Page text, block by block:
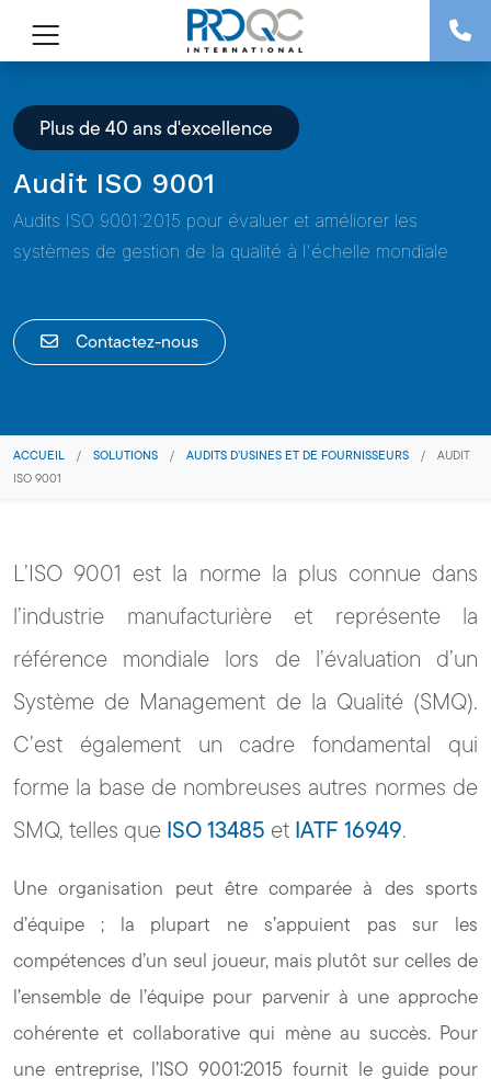
Plus de 40 ans d'excellence
Audit ISO 9001
Audits ISO 9001:2015 pour évaluer et améliorer les
systèmes de gestion de la qualité à l'échelle mondiale
Contactez-nous
ACCUEIL / SOLUTIONS / AUDITS D’USINES ET DE FOURNISSEURS /
AUDIT
ISO 9001
L’ISO 9001 est la norme la plus connue dans
l’industrie manufacturière et représente la
référence mondiale lors de l’évaluation d’un
Système de Management de la Qualité (SMQ).
C’est également un cadre fondamental qui
forme la base de nombreuses autres normes de
SMQ, telles que ISO 13485 et IATF 16949.
Une organisation peut être comparée à des sports
d’équipe ; la plupart ne s’appuient pas sur les
compétences d’un seul joueur, mais plutôt sur celles de
l’ensemble de l’équipe pour parvenir à une approche
cohérente et collaborative qui mène au succès. Pour
une entreprise, l’ISO 9001:2015 fournit le guide pour